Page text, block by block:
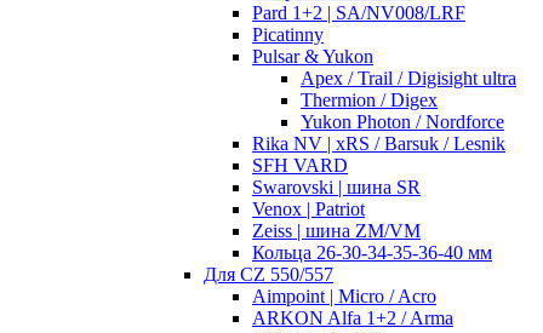
Pard 1+2 | SA/NV008/LRF
Picatinny
Pulsar & Yukon
Apex / Trail / Digisight ultra
Thermion / Digex
Yukon Photon / Nordforce
Rika NV | xRS / Barsuk / Lesnik
SFH VARD
Swarovski | шина SR
Venox | Patriot
Zeiss | шина ZM/VM
Кольца 26-30-34-35-36-40 мм
Для CZ 550/557
Aimpoint | Micro / Acro
ARKON Alfa 1+2 / Arma